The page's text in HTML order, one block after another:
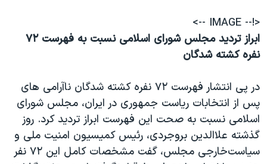
<!-- IMAGE -->
ابراز ترديد مجلس شورای اسلامی نسبت به فهرست ۷۲
نفره کشته‌ شدگان
در پی انتشار فهرست ۷۲ نفره کشته‌ شدگان ناآرامی های
پس از انتخابات رياست جمهوری در ايران، مجلس شورای
اسلامی نسبت به صحت اين فهرست ابراز ترديد کرد. روز
گذشته علاالدين بروجردی، رئيس كميسيون امنيت ملى و
سياست‌خارجى مجلس، گفت مشخصات كامل اين ۷۲ نفر